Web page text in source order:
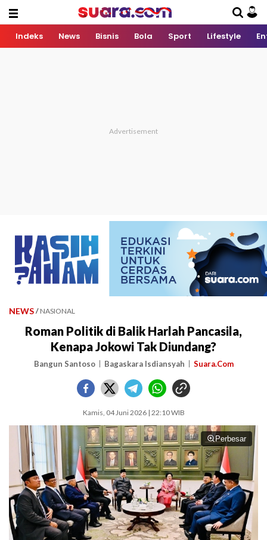
Indeks News Bisnis Bola Sport Lifestyle
NEWS / NASIONAL
Roman Politik di Balik Harlah Pancasila,
Kenapa Jokowi Tak Diundang?
Bangun Santoso Bagaskara Isdiansyah Suara.Com
Kamis, 04 Juni 2026 | 22:10 WIB
Perbesar